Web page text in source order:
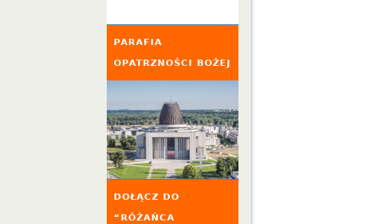
PARAFIA
OPATRZNOŚCI BOŻEJ
DOŁĄCZ DO
“RÓŻAŃCA